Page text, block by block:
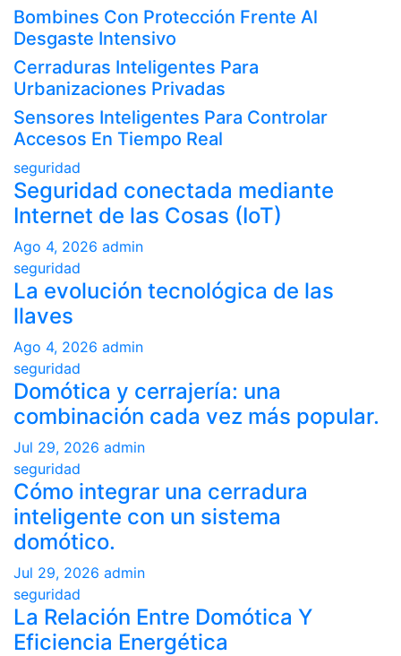
Bombines Con Protección Frente Al
Desgaste Intensivo
Cerraduras Inteligentes Para
Urbanizaciones Privadas
Sensores Inteligentes Para Controlar
Accesos En Tiempo Real
seguridad
Seguridad conectada mediante
Internet de las Cosas (IoT)
Ago 4, 2026 admin
seguridad
La evolución tecnológica de las
llaves
Ago 4, 2026 admin
seguridad
Domótica y cerrajería: una
combinación cada vez más popular.
Jul 29, 2026 admin
seguridad
Cómo integrar una cerradura
inteligente con un sistema
domótico.
Jul 29, 2026 admin
seguridad
La Relación Entre Domótica Y
Eficiencia Energética